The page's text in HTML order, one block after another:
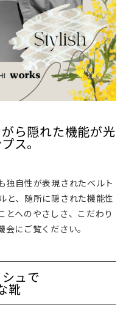
ら隠れた機能が光
ス。
独自性が表現されたベルト
と、随所に隠された機能性
とへのやさしさ、こだわり
にご覧ください。
ュで
靴